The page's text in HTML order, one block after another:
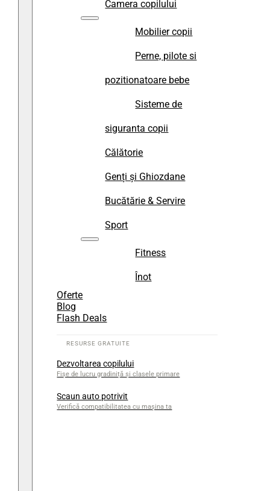
Camera copilului
Mobilier copii
Perne, pilote si
pozitionatoare bebe
Sisteme de
siguranta copii
Călătorie
Genți și Ghiozdane
Bucătărie & Servire
Sport
Fitness
Înot
Oferte
Blog
Flash Deals
Dezvoltarea copilului
Fișe de lucru gradiniță și clasele primare
Scaun auto potrivit
Verifică compatibilitatea cu mașina ta